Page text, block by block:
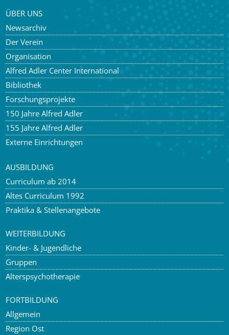
ÜBER UNS
Newsarchiv
Der Verein
Organisation
Alfred Adler Center International
Bibliothek
Forschungsprojekte
150 Jahre Alfred Adler
155 Jahre Alfred Adler
Externe Einrichtungen
AUSBILDUNG
Curriculum ab 2014
Altes Curriculum 1992
Praktika & Stellenangebote
WEITERBILDUNG
Kinder- & Jugendliche
Gruppen
Alterspsychotherapie
FORTBILDUNG
Allgemein
Region Ost